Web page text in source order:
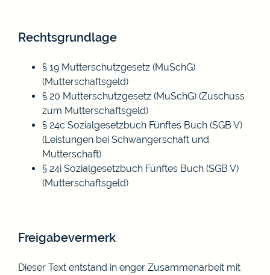
Rechtsgrundlage
§ 19 Mutterschutzgesetz (MuSchG)
(Mutterschaftsgeld)
§ 20 Mutterschutzgesetz (MuSchG) (Zuschuss
zum Mutterschaftsgeld)
§ 24c Sozialgesetzbuch Fünftes Buch (SGB V)
(Leistungen bei Schwangerschaft und
Mutterschaft)
§ 24i Sozialgesetzbuch Fünftes Buch (SGB V)
(Mutterschaftsgeld)
Freigabevermerk
Dieser Text entstand in enger Zusammenarbeit mit